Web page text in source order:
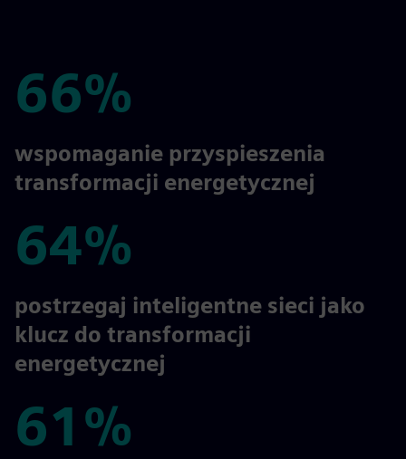
66%
66%
wspomaganie przyspieszenia
transformacji energetycznej
64%
64%
postrzegaj inteligentne sieci jako
klucz do transformacji
energetycznej
61%